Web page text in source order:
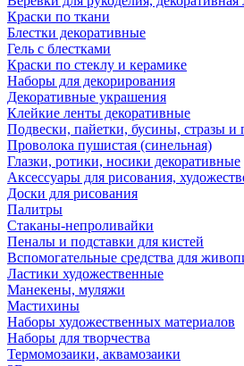
Краски по ткани
Блестки декоративные
Гель с блестками
Краски по стеклу и керамике
Наборы для декорирования
Декоративные украшения
Клейкие ленты декоративные
Подвески, пайетки, бусины, стразы и
Проволока пушистая (синельная)
Глазки, ротики, носики декоративные
Аксессуары для рисования,
Доски для рисования
Палитры
Стаканы-непроливайки
Пеналы и подставки для кистей
Вспомогательные средства для
Ластики художественные
Манекены, муляжи
Мастихины
Наборы художественных материалов
Наборы для творчества
Термомозаики, аквамозаики